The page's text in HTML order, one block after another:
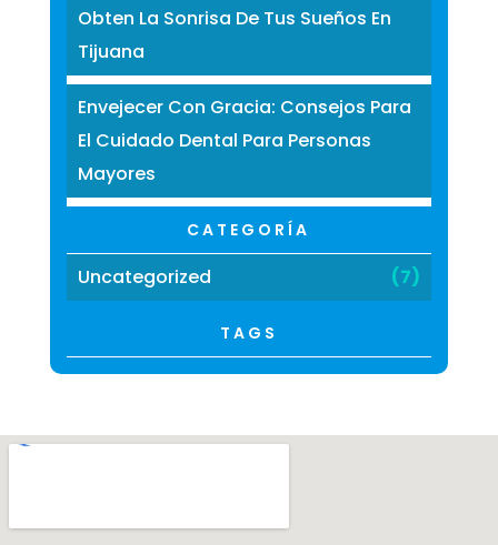
Obten La Sonrisa De Tus Sueños En
Tijuana
Envejecer Con Gracia: Consejos Para
El Cuidado Dental Para Personas
Mayores
CATEGORÍA
Uncategorized (7)
TAGS